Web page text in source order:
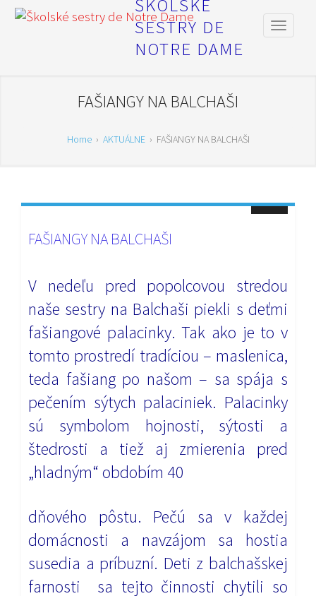
ŠKOLSKÉ
SESTRY DE
NOTRE DAME
FAŠIANGY NA BALCHAŠI
Home› AKTUÁLNE› FAŠIANGY NA BALCHAŠI
FAŠIANGY NA BALCHAŠI
V nedeľu pred popolcovou stredou
naše sestry na Balchaši piekli s deťmi
fašiangové palacinky. Tak ako je to v
tomto prostredí tradíciou – maslenica,
teda fašiang po našom – sa spája s
pečením sýtych palaciniek. Palacinky
sú symbolom hojnosti, sýtosti a
štedrosti a tiež aj zmierenia pred
„hladným“ obdobím 40
dňového pôstu. Pečú sa v každej
domácnosti a navzájom sa hostia
susedia a príbuzní. Deti z balchašskej
farnosti sa tejto činnosti chytili so